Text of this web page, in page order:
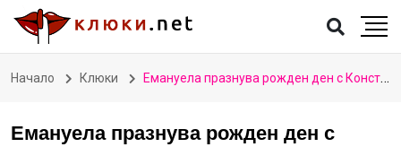
Начало Клюки Емануела празнува рожден ден с Константин! (Вижте как я изненада той)
Емануела празнува рожден ден с